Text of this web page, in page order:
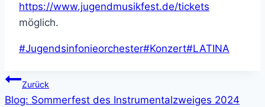
https://www.jugendmusikfest.de/tickets
möglich.
Schlagworte:
#Jugendsinfonieorchester#Konzert#LATINA
Beitragsnavigation
Zurück
Blog: Sommerfest des Instrumentalzweiges 2024